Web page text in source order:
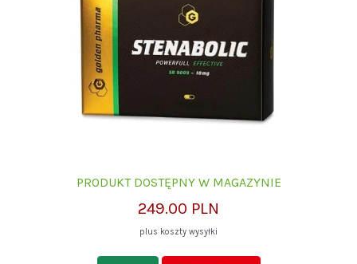
PRODUKT DOSTĘPNY W MAGAZYNIE
249.00 PLN
plus koszty wysyłki